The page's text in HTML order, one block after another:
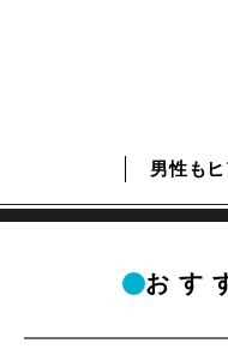
男性も
おす